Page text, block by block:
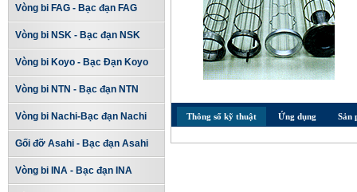
Vòng bi FAG - Bạc đạn FAG
Vòng bi NSK - Bạc đạn NSK
Vòng bi Koyo - Bạc Đạn Koyo
Vòng bi NTN - Bạc đạn NTN
Vòng bi Nachi-Bạc đạn Nachi
Gối đỡ Asahi - Bạc đạn Asahi
Vòng bi INA - Bạc đạn INA
Thông số kỹ thuật Ứng dụng Sản